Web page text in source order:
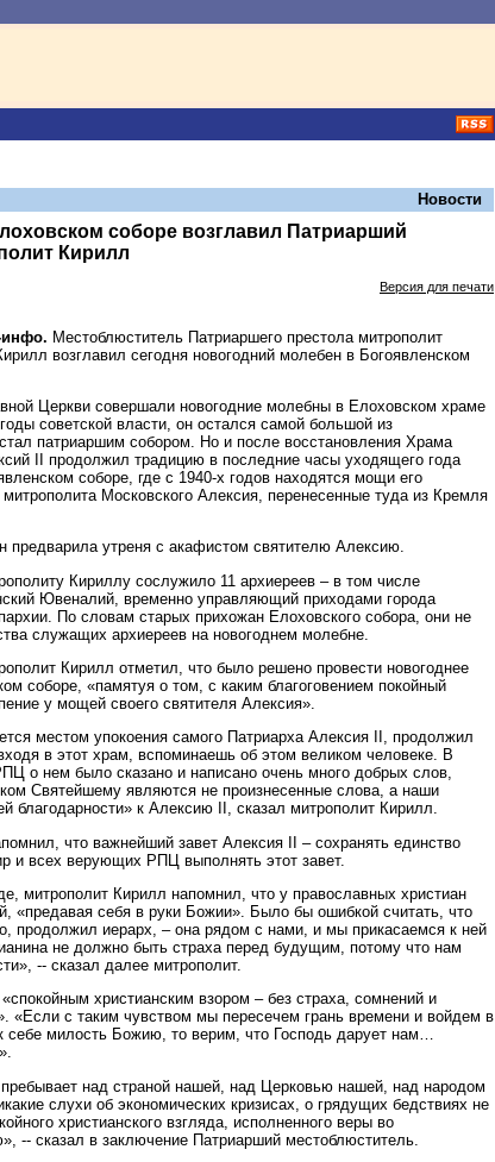
Новости
соборе возглавил Патриарший
Кирилл
Версия для печати
инфо. Местоблюститель Патриаршего престола митрополит
возглавил сегодня новогодний молебен в Богоявленском
Церкви совершали новогодние молебны в Елоховском храме
советской власти, он остался самой большой из
патриаршим собором. Но и после восстановления Храма
II продолжил традицию в последние часы уходящего года
соборе, где с 1940-х годов находятся мощи его
митрополита Московского Алексия, перенесенные туда из Кремля
предварила утреня с акафистом святителю Алексию.
Кириллу сослужило 11 архиереев – в том числе
Ювеналий, временно управляющий приходами города
По словам старых прихожан Елоховского собора, они не
служащих архиереев на новогоднем молебне.
Кирилл отметил, что было решено провести новогоднее
соборе, «памятуя о том, с каким благоговением покойный
у мощей своего святителя Алексия».
местом упокоения самого Патриарха Алексия II, продолжил
в этот храм, вспоминаешь об этом великом человеке. В
о нем было сказано и написано очень много добрых слов,
Святейшему являются не произнесенные слова, а наши
благодарности» к Алексию II, сказал митрополит Кирилл.
что важнейший завет Алексия II – сохранять единство
и всех верующих РПЦ выполнять этот завет.
митрополит Кирилл напомнил, что у православных христиан
«предавая себя в руки Божии». Было бы ошибкой считать, что
продолжил иерарх, – она рядом с нами, и мы прикасаемся к ней
не должно быть страха перед будущим, потому что нам
-- сказал далее митрополит.
христианским взором – без страха, сомнений и
«Если с таким чувством мы пересечем грань времени и войдем в
себе милость Божию, то верим, что Господь дарует нам…
над страной нашей, над Церковью нашей, над народом
слухи об экономических кризисах, о грядущих бедствиях не
христианского взгляда, исполненного веры во
-- сказал в заключение Патриарший местоблюститель.